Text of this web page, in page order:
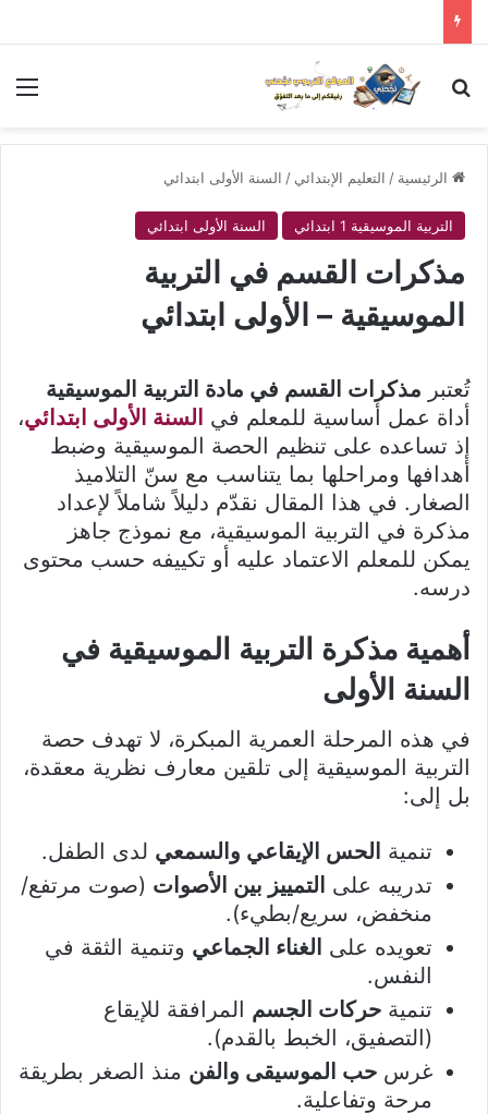
بحث عن
الرئيسية / التعليم الإبتدائي / السنة الأولى ابتدائي
التربية الموسيقية 1 ابتدائي السنة الأولى ابتدائي
مذكرات القسم في التربية
الموسيقية – الأولى ابتدائي
تُعتبر مذكرات القسم في مادة التربية الموسيقية
أداة عمل أساسية للمعلم في السنة الأولى ابتدائي،
إذ تساعده على تنظيم الحصة الموسيقية وضبط
أهدافها ومراحلها بما يتناسب مع سنّ التلاميذ
الصغار. في هذا المقال نقدّم دليلاً شاملاً لإعداد
مذكرة في التربية الموسيقية، مع نموذج جاهز
يمكن للمعلم الاعتماد عليه أو تكييفه حسب محتوى
درسه.
أهمية مذكرة التربية الموسيقية في
السنة الأولى
في هذه المرحلة العمرية المبكرة، لا تهدف حصة
التربية الموسيقية إلى تلقين معارف نظرية معقدة،
بل إلى:
تنمية الحس الإيقاعي والسمعي لدى الطفل.
تدريبه على التمييز بين الأصوات (صوت مرتفع/
منخفض، سريع/بطيء).
تعويده على الغناء الجماعي وتنمية الثقة في
النفس.
تنمية حركات الجسم المرافقة للإيقاع
(التصفيق، الخبط بالقدم).
غرس حب الموسيقى والفن منذ الصغر بطريقة
مرحة وتفاعلية.